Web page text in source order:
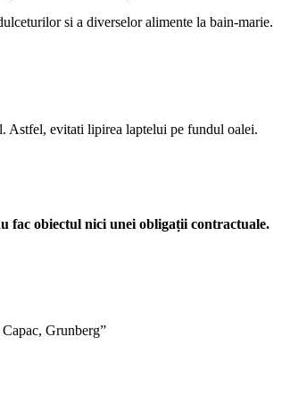
si a diverselor alimente la bain-marie.
Astfel, evitati lipirea laptelui pe fundul oalei.
fac obiectul nici unei obligații contractuale.
Grunberg”